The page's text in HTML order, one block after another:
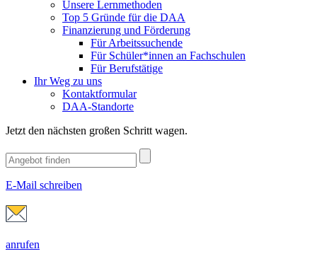
Unsere Lernmethoden
Top 5 Gründe für die DAA
Finanzierung und Förderung
Für Arbeitssuchende
Für Schüler*innen an Fachschulen
Für Berufstätige
Ihr Weg zu uns
Kontaktformular
DAA-Standorte
Jetzt den nächsten großen Schritt wagen.
E-Mail schreiben
anrufen